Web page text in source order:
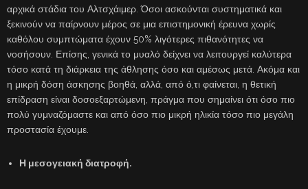
αρχικά στάδια του Αλτσχάιμερ. Όσοι ασκούνται συστηματικά και
ξεκινούν να παίρνουν μέρος σε μια επιστημονική έρευνα χωρίς
καθόλου συμπτώματα έχουν 50% λιγότερες πιθανότητες να
νοσήσουν. Επίσης, γενικά το μυαλό δείχνει να λειτουργεί καλύτερα
τόσο κατά τη διάρκεια της άθλησης όσο και αμέσως μετά. Ακόμα και
η μικρή δόση άσκησης βοηθά, αλλά, από ό,τι φαίνεται, η θετική
επίδραση είναι δοσοεξαρτώμενη, πράγμα που σημαίνει ότι όσο πιο
πολύ γυμναζόμαστε και από όσο πιο μικρή ηλικία τόσο πιο μεγάλη
προστασία έχουμε.
Η μεσογειακή διατροφή.